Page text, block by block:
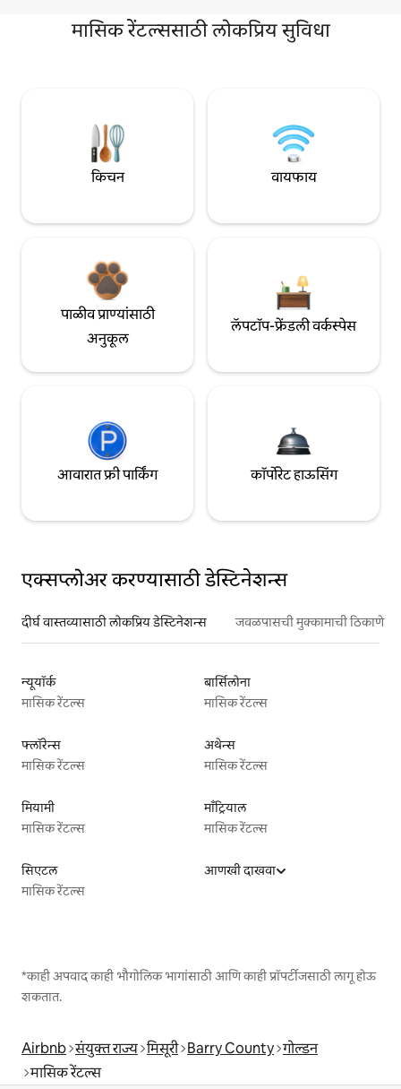
मासिक रेंटल्ससाठी लोकप्रिय सुविधा
किचन वायफाय
पाळीव प्राण्यांसाठी
अनुकूल
लॅपटॉप-फ्रेंडली वर्कस्पेस
आवारात फ्री पार्किंग कॉर्पोरेट हाऊसिंग
एक्सप्लोअर करण्यासाठी डेस्टिनेशन्स
दीर्घ वास्तव्यासाठी लोकप्रिय डेस्टिनेशन्स जवळपासची मुक्कामाची ठिकाणे
न्यूयॉर्क
मासिक रेंटल्स
बार्सिलोना
मासिक रेंटल्स
फ्लॉरेन्स
मासिक रेंटल्स
अथेन्स
मासिक रेंटल्स
मियामी
मासिक रेंटल्स
माँट्रियाल
मासिक रेंटल्स
सिएटल
मासिक रेंटल्स
आणखी दाखवा
*काही अपवाद काही भौगोलिक भागांसाठी आणि काही प्रॉपर्टीजसाठी लागू होऊ
शकतात.
Airbnb संयुक्त राज्य मिसूरी Barry County गोल्डन
मासिक रेंटल्स